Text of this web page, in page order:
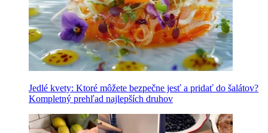
Jedlé kvety: Ktoré môžete bezpečne jesť a pridať do šalátov?
Kompletný prehľad najlepších druhov